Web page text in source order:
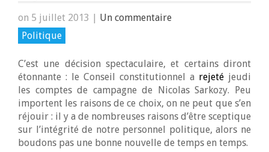
on 5 juillet 2013 | Un commentaire
Politique
C’est une décision spectaculaire, et certains diront
étonnante : le Conseil constitutionnel a rejeté jeudi
les comptes de campagne de Nicolas Sarkozy. Peu
importent les raisons de ce choix, on ne peut que s’en
réjouir : il y a de nombreuses raisons d’être sceptique
sur l’intégrité de notre personnel politique, alors ne
boudons pas une bonne nouvelle de temps en temps.